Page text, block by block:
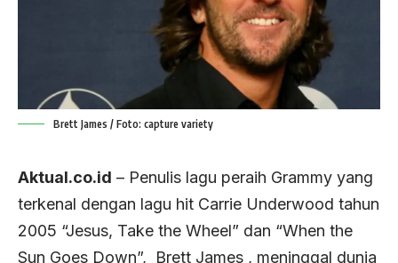
Brett James / Foto: capture variety
Aktual.co.id – Penulis lagu peraih Grammy yang
terkenal dengan lagu hit Carrie Underwood tahun
2005 “Jesus, Take the Wheel” dan “When the
Sun Goes Down”, Brett James , meninggal dunia